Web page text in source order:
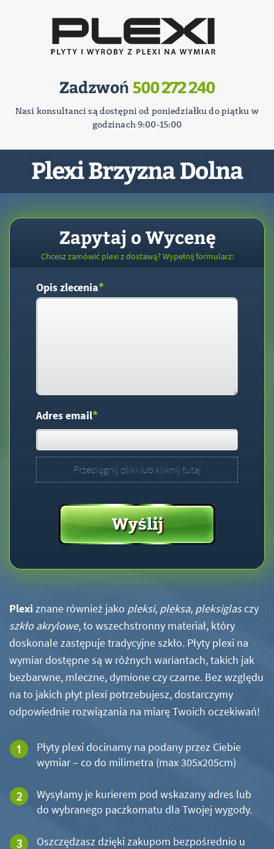
Zadzwoń 500 272 240
Nasi konsultanci są dostępni od poniedziałku do piątku w
godzinach 9:00-15:00
Plexi Brzyzna Dolna
Zapytaj o Wycenę
Chcesz zamówić plexi z dostawą? Wypełnij formularz:
Opis zlecenia*
Adres email*
Przeciągnij pliki lub kliknij tutaj
Plexi znane również jako pleksi, pleksa, pleksiglasczy
szkło akrylowe, to wszechstronny materiał, który
doskonale zastępuje tradycyjne szkło. Płyty plexi na
wymiar dostępne są w różnych wariantach, takich jak
bezbarwne, mleczne, dymione czy czarne. Bez względu
na to jakich płyt plexi potrzebujesz, dostarczymy
odpowiednie rozwiązania na miarę Twoich oczekiwań!
Płyty plexi docinamy na podany przez Ciebie
wymiar – co do milimetra (max 305x205cm)
Wysyłamy je kurierem pod wskazany adres lub
do wybranego paczkomatu dla Twojej wygody.
Oszczędzasz dzięki zakupom bezpośrednio u